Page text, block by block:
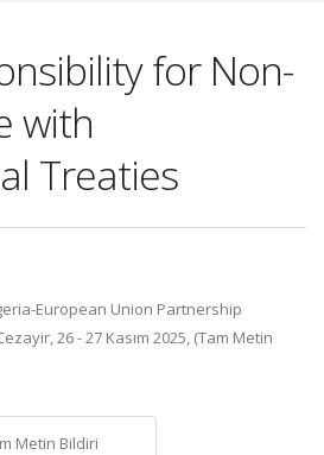
for Non-
with
Treaties
European Union Partnership
26 - 27 Kasım 2025, (Tam Metin
Metin Bildiri